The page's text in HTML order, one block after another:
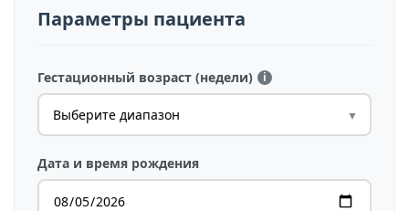
Параметры пациента
Гестационный возраст (недели) i
Дата и время рождения
Открывайте новые горизонты
Встречайте обновлённые продукты экосистемы и абсолютно новый
инструмент - АвИ Магнетар, программу для тяжёлых вычислительных
зрения, интеллектуальные базы знаний, дообучайте большие языковые
сразу и понимать, почему нейросеть решила именно так. Безопасность,